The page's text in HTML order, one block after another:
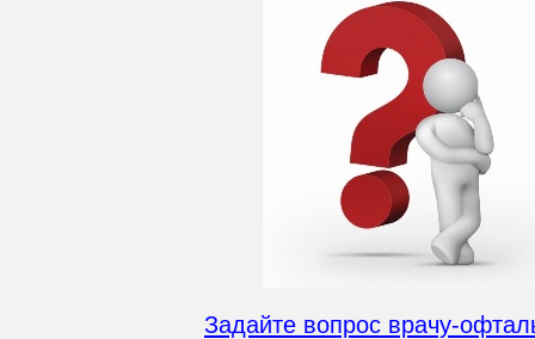
Задайте вопрос врачу-